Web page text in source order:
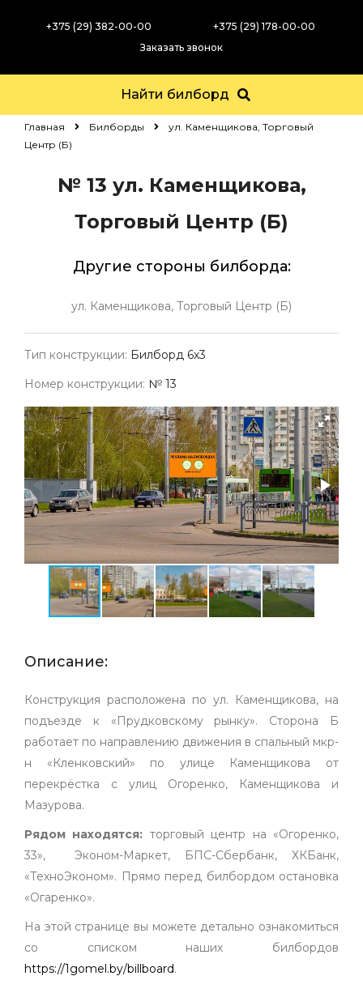
+375 (29) 382-00-00
+375 (29) 178-00-00
Заказать звонок
Найти билборд
Главная Билборды
ул. Каменщикова, Торговый
Центр (Б)
№ 13 ул. Каменщикова,
Торговый Центр (Б)
Другие стороны билборда:
ул. Каменщикова, Торговый Центр (Б)
Тип конструкции: Билборд 6х3
Номер конструкции: № 13
Описание:
Конструкция расположена по ул. Каменщикова, на
подъезде к «Прудковскому рынку». Сторона Б
работает по направлению движения в спальный мкр-
н «Кленковский» по улице Каменщикова от
перекрёстка с улиц Огоренко, Каменщикова и
Мазурова.
Рядом находятся: торговый центр на «Огоренко,
33», Эконом-Маркет, БПС-Сбербанк, ХКБанк,
«ТехноЭконом». Прямо перед билбордом остановка
«Огаренко».
На этой странице вы можете детально ознакомиться
со списком наших билбордов
https://1gomel.by/billboard.